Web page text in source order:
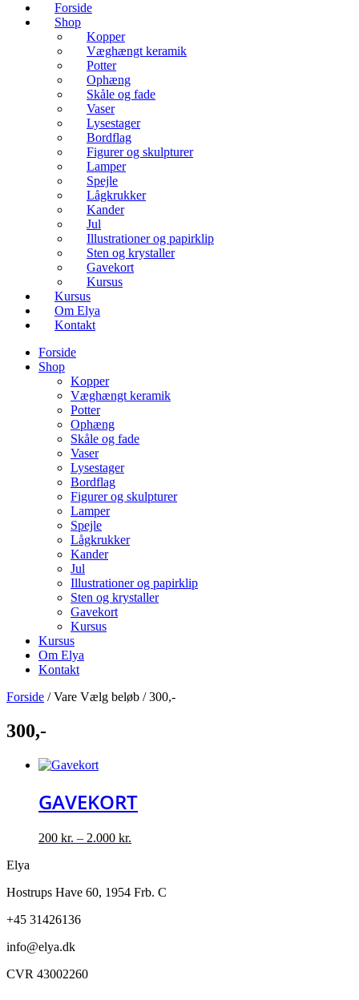
Forside
Shop
Kopper
Væghængt keramik
Potter
Ophæng
Skåle og fade
Vaser
Lysestager
Bordflag
Figurer og skulpturer
Lamper
Spejle
Lågkrukker
Kander
Jul
Illustrationer og papirklip
Sten og krystaller
Gavekort
Kursus
Kursus
Om Elya
Kontakt
Forside
Shop
Kopper
Væghængt keramik
Potter
Ophæng
Skåle og fade
Vaser
Lysestager
Bordflag
Figurer og skulpturer
Lamper
Spejle
Lågkrukker
Kander
Jul
Illustrationer og papirklip
Sten og krystaller
Gavekort
Kursus
Kursus
Om Elya
Kontakt
Forside / Vare Vælg beløb / 300,-
300,-
GAVEKORT
200 kr. – 2.000 kr.
Elya
Hostrups Have 60, 1954 Frb. C
+45 31426136
info@elya.dk
CVR 43002260